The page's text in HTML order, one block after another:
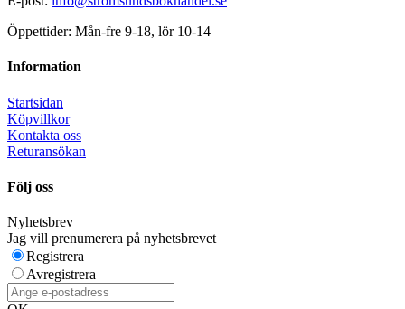
Öppettider: Mån-fre 9-18, lör 10-14
Information
Startsidan
Köpvillkor
Kontakta oss
Returansökan
Följ oss
Nyhetsbrev
Jag vill prenumerera på nyhetsbrevet
Registrera
Avregistrera